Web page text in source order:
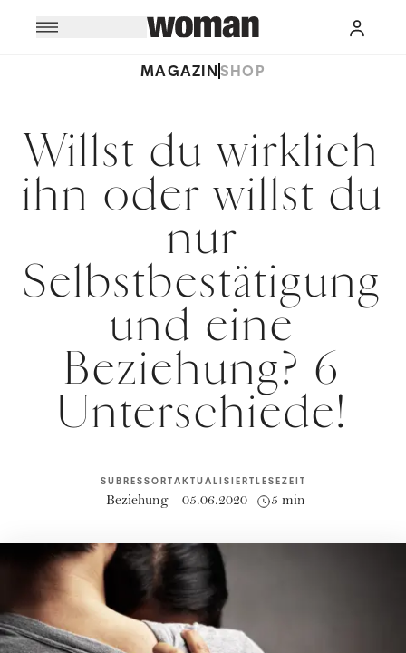
MAGAZINSHOP
Willst du wirklich
ihn oder willst du
nur
Selbstbestätigung
und eine
Beziehung? 6
Unterschiede!
SUBRESSORT
Beziehung
AKTUALISIERT
05.06.2020
LESEZEIT
5 min